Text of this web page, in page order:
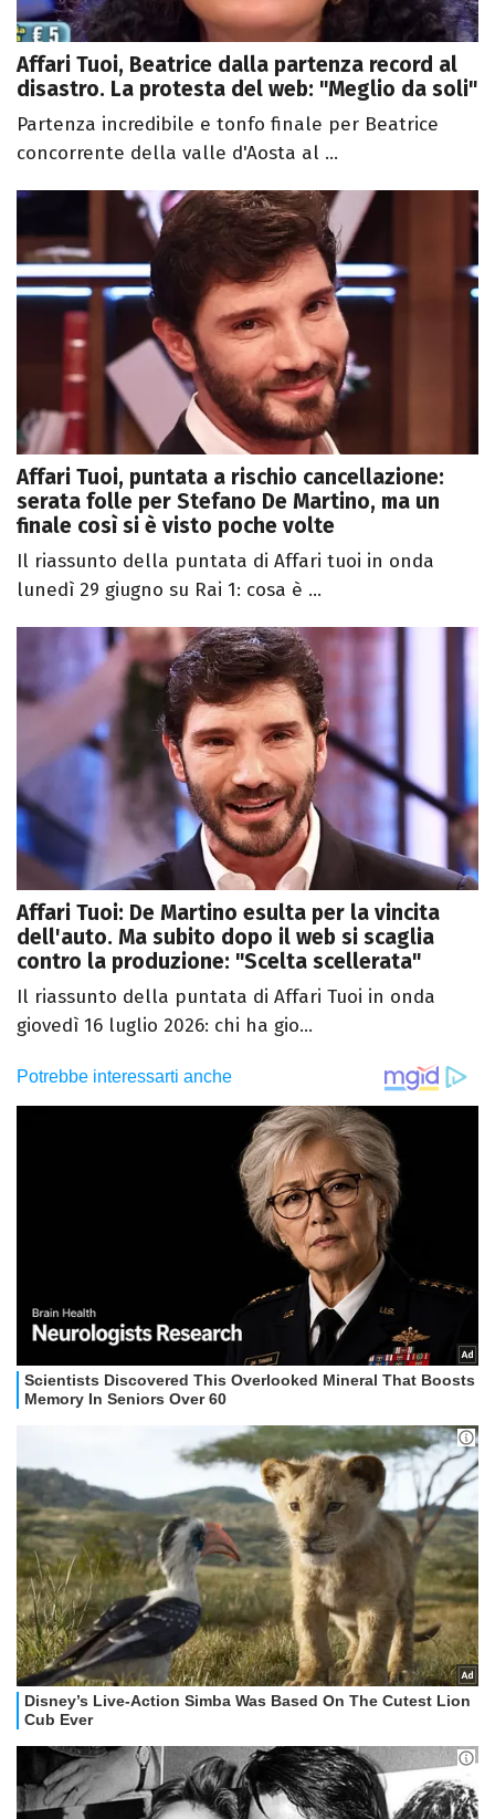
Affari Tuoi, Beatrice dalla partenza record al
disastro. La protesta del web: "Meglio da soli"
Partenza incredibile e tonfo finale per Beatrice
concorrente della valle d'Aosta al ...
Affari Tuoi, puntata a rischio cancellazione:
serata folle per Stefano De Martino, ma un
finale così si è visto poche volte
Il riassunto della puntata di Affari tuoi in onda
lunedì 29 giugno su Rai 1: cosa è ...
Affari Tuoi: De Martino esulta per la vincita
dell'auto. Ma subito dopo il web si scaglia
contro la produzione: "Scelta scellerata"
Il riassunto della puntata di Affari Tuoi in onda
giovedì 16 luglio 2026: chi ha gio...